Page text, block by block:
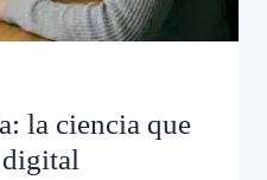
la ciencia que